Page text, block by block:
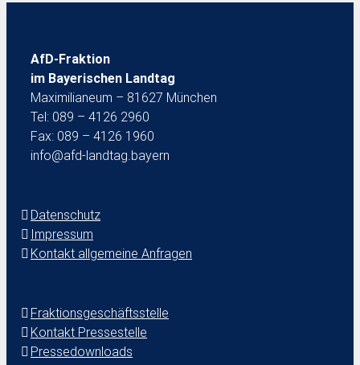
AfD-Fraktion
im Bayerischen Landtag
Maximilianeum – 81627 München
Tel: 089 – 4126 2960
Fax: 089 – 4126 1960
info@afd-landtag.bayern
Datenschutz
Impressum
Kontakt allgemeine Anfragen
Fraktionsgeschäftsstelle
Kontakt Pressestelle
Pressedownloads